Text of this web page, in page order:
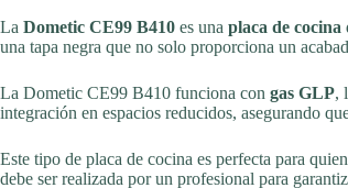
La Dometic CE99 B410 es una placa de cocina
una tapa negra que no solo proporciona un
La Dometic CE99 B410 funciona con gas GLP,
integración en espacios reducidos, asegurando
Este tipo de placa de cocina es perfecta para
debe ser realizada por un profesional para